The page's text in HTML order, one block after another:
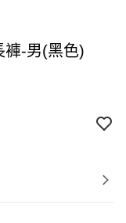
褲-男(黑色)